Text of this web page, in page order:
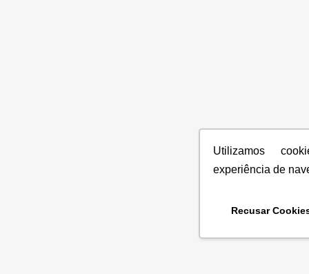
Utilizamos
experiência de
Recusar